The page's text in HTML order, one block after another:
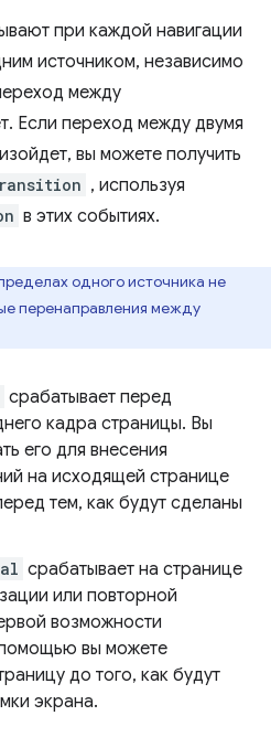
при каждой навигации
источником, независимо
между
Если переход между двумя
вы можете получить
, используя
в этих событиях.
одного источника не
перенаправления между
срабатывает перед
кадра страницы. Вы
его для внесения
на исходящей странице
тем, как будут сделаны
срабатывает на странице
или повторной
возможности
вы можете
до того, как будут
экрана.